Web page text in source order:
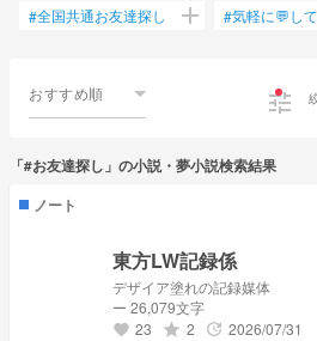
#全国共通お友達探し add #気軽に💬し
おすすめ順 tune
「#お友達探し」の小説・夢小説検索結果
ノート
東方LW記録係
デザイア塗れの記録媒体
ー 26,079文字
favorite 23 grade 2 update 2026/07/31